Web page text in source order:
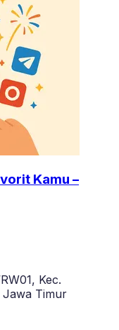
Kamu –
Kec.
Jawa Timur